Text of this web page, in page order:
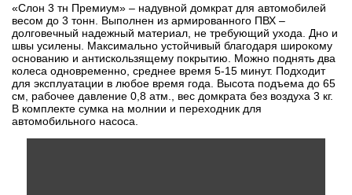
«Слон 3 тн Премиум» – надувной домкрат для автомобилей
весом до 3 тонн. Выполнен из армированного ПВХ –
долговечный надежный материал, не требующий ухода. Дно и
швы усилены. Максимально устойчивый благодаря широкому
основанию и антискользящему покрытию. Можно поднять два
колеса одновременно, среднее время 5-15 минут. Подходит
для эксплуатации в любое время года. Высота подъема до 65
см, рабочее давление 0,8 атм., вес домкрата без воздуха 3 кг.
В комплекте сумка на молнии и переходник для
автомобильного насоса.